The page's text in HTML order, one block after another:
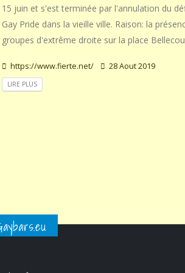
15 juin et s'est terminée par l'annulation du
Gay Pride dans la vieille ville. Raison: la
groupes d'extrême droite sur la place
https://www.fierte.net/ 28 Aout 2019
LIRE PLUS